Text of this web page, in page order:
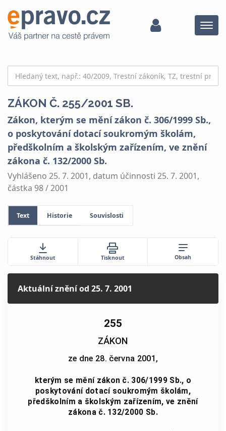
Menu
ZÁKON Č. 255/2001 SB.
Zákon, kterým se mění zákon č. 306/1999 Sb.,
o poskytování dotací soukromým školám,
předškolním a školským zařízením, ve znění
zákona č. 132/2000 Sb.
Vyhlášeno 25. 7. 2001, datum účinnosti 25. 7. 2001,
částka 98 / 2001
Text Historie Souvislosti
Stáhnout Tisknout Obsah
Aktuální zněníod 25. 7. 2001
255
ZÁKON
ze dne 28. června 2001,
kterým se mění zákon č. 306/1999 Sb., o
poskytování dotací soukromým školám,
předškolním a školským zařízením, ve znění
zákona č. 132/2000 Sb.